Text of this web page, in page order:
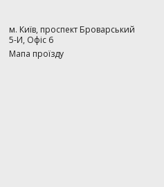
м. Київ, проспект Броварський
5-И, Офіс 6
Мапа проїзду